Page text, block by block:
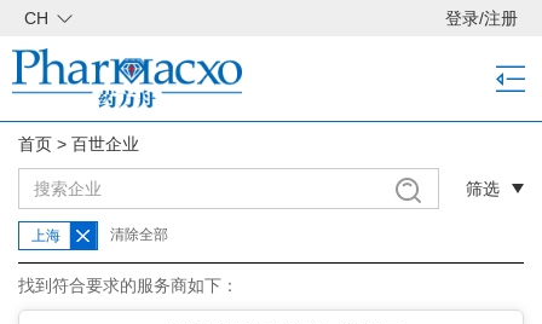
CH 登录/注册
首页 > 百世企业
筛选
上海 清除全部
找到符合要求的服务商如下：